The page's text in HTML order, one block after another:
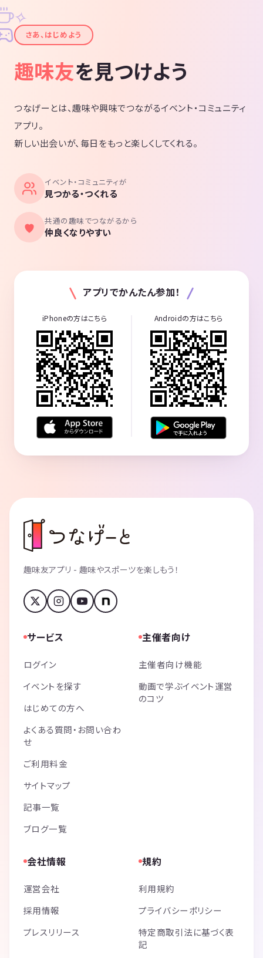
✦
✧
さあ、はじめよう
趣味友を見つけよう
つなげーとは、趣味や興味でつながるイベント・コミュニティ
アプリ。
新しい出会いが、毎日をもっと楽しくしてくれる。
イベント・コミュニティが
見つかる・つくれる
共通の趣味でつながるから
仲良くなりやすい
アプリでかんたん参加！
iPhoneの方はこちら Androidの方はこちら
趣味友アプリ - 趣味やスポーツを楽しもう！
サービス
ログイン
イベントを探す
はじめての方へ
よくある質問・お問い合わ
せ
ご利用料金
サイトマップ
記事一覧
ブログ一覧
主催者向け
主催者向け機能
動画で学ぶイベント運営
のコツ
会社情報
運営会社
採用情報
プレスリリース
規約
利用規約
プライバシーポリシー
特定商取引法に基づく表
記